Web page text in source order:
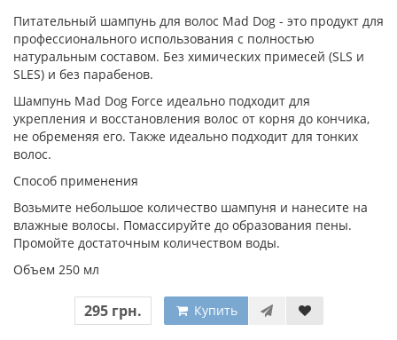
Питательный шампунь для волос Mad Dog - это продукт для
профессионального использования с полностью
натуральным составом. Без химических примесей (SLS и
SLES) и без парабенов.
Шампунь Mad Dog Force идеально подходит для
укрепления и восстановления волос от корня до кончика,
не обременяя его. Также идеально подходит для тонких
волос.
Способ применения
Возьмите небольшое количество шампуня и нанесите на
влажные волосы. Помассируйте до образования пены.
Промойте достаточным количеством воды.
Объем 250 мл
295 грн. Купить